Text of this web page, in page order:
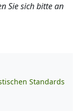
Sie sich bitte an
Standards